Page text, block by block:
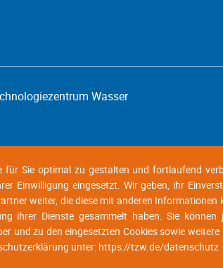
Wasser
für Sie optimal zu gestalten und fortlaufend
Einwilligung eingesetzt. Wir geben, ihr
weiter, die diese mit anderen
ihrer Dienste gesammelt haben. Sie
und zu den eingesetzten Cookies sowie
unter: https://tzw.de/datenschutz